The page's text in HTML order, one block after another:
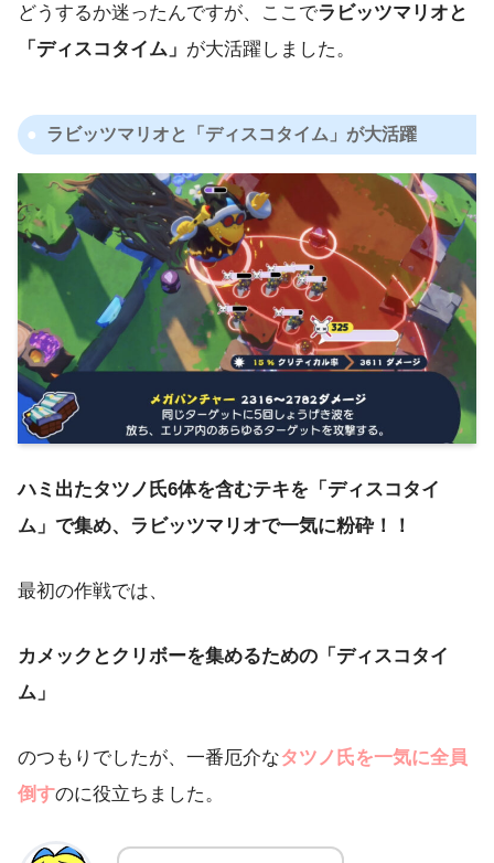
どうするか迷ったんですが、ここでラビッツマリオと
「ディスコタイム」 が大活躍しました。
ラビッツマリオと「ディスコタイム」が大活躍
ハミ出たタツノ氏6体を含むテキを「ディスコタイ
ム」で集め、ラビッツマリオで一気に粉砕！！
最初の作戦では、
カメックとクリボーを集めるための「ディスコタイ
ム」
のつもりでしたが、一番厄介なタツノ氏を一気に全員
倒すのに役立ちました。